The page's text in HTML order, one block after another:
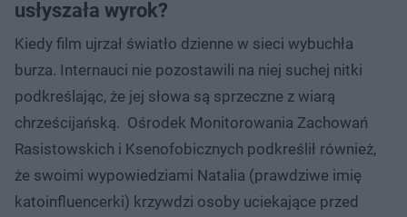
usłyszała wyrok?
Kiedy film ujrzał światło dzienne w sieci wybuchła
burza. Internauci nie pozostawili na niej suchej nitki
podkreślając, że jej słowa są sprzeczne z wiarą
chrześcijańską. Ośrodek Monitorowania Zachowań
Rasistowskich i Ksenofobicznych podkreślił również,
że swoimi wypowiedziami Natalia (prawdziwe imię
katoinfluencerki) krzywdzi osoby uciekające przed